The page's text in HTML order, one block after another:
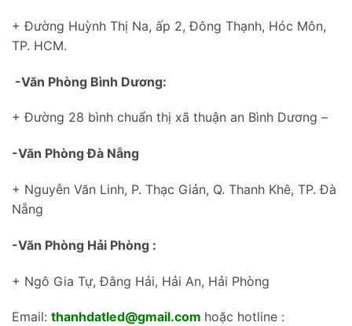
content
+ Đường Huỳnh Thị Na, ấp 2, Đông Thạnh, Hóc Môn,
TP. HCM.
-Văn Phòng Bình Dương:
+ Đường 28 bình chuẩn thị xã thuận an Bình Dương –
-Văn Phòng Đà Nẵng
+ Nguyễn Văn Linh, P. Thạc Giản, Q. Thanh Khê, TP. Đà
Nẵng
-Văn Phòng Hải Phòng :
+ Ngô Gia Tự, Đằng Hải, Hải An, Hải Phòng
Email: thanhdatled@gmail.com hoặc hotline :